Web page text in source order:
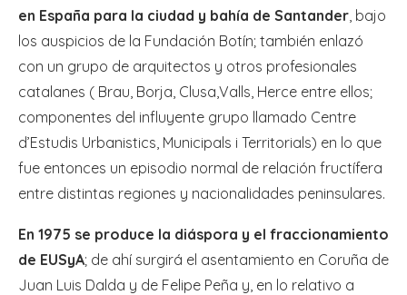
en España para la ciudad y bahía de Santander , bajo
los auspicios de la Fundación Botín; también enlazó
con un grupo de arquitectos y otros profesionales
catalanes ( Brau, Borja, Clusa,Valls, Herce entre ellos;
componentes del influyente grupo llamado Centre
d’Estudis Urbanistics, Municipals i Territorials) en lo que
fue entonces un episodio normal de relación fructífera
entre distintas regiones y nacionalidades peninsulares.
En 1975 se produce la diáspora y el fraccionamiento
de EUSyA; de ahí surgirá el asentamiento en Coruña de
Juan Luis Dalda y de Felipe Peña y, en lo relativo a